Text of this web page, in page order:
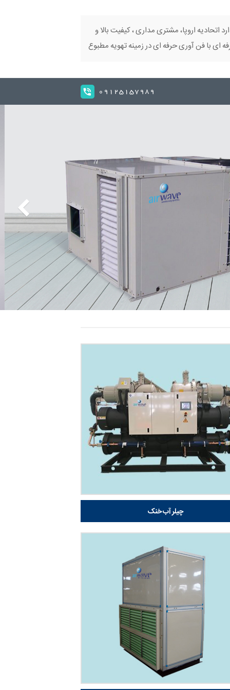
اتحادیه اروپا، مشتری مداری ، کیفیت بالا و
ای با فن آوری حرفه ای در زمینه تهویه مطبوع
09125157989
چیلر آب خنک